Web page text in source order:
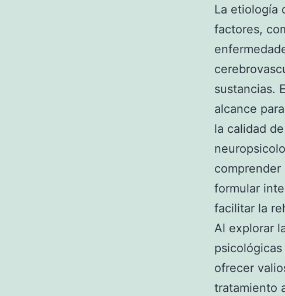
La etiología
factores,
sustancias.
alcance
la calidad
comprender
formular
facilitar la
Al explorar
ofrecer
tratamiento